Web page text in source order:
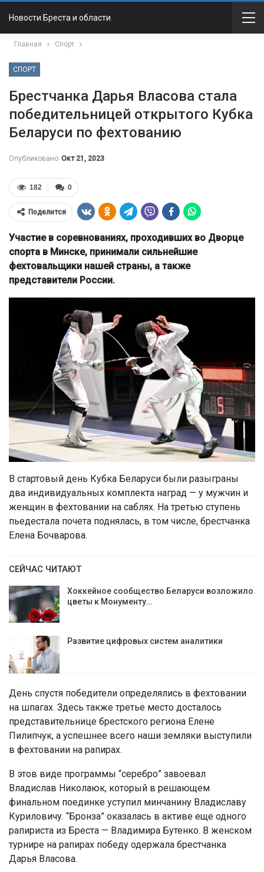
Новости Бреста и области
Главная Спорт
СПОРТ
Брестчанка Дарья Власова стала
победительницей открытого Кубка
Беларуси по фехтованию
Опубликовано Окт 21, 2023
0
182
Поделится
Участие в соревнованиях, проходивших во Дворце
спорта в Минске, принимали сильнейшие
фехтовальщики нашей страны, а также
представители России.
В стартовый день Кубка Беларуси были разыграны
два индивидуальных комплекта наград — у мужчин и
женщин в фехтовании на саблях. На третью ступень
пьедестала почета поднялась, в том числе, брестчанка
Елена Бочварова.
СЕЙЧАС ЧИТАЮТ
Хоккейное сообщество Беларуси возложило
цветы к Монументу…
Развитие цифровых систем аналитики
День спустя победители определялись в фехтовании
на шпагах. Здесь также третье место досталось
представительнице брестского региона Елене
Пилипчук, а успешнее всего наши земляки выступили
в фехтовании на рапирах.
В этов виде программы “серебро” завоевал
Владислав Николаюк, который в решающем
финальном поединке уступил минчанину Владиславу
Куриловичу. “Бронза” оказалась в активе еще одного
рапириста из Бреста — Владимира Бутенко. В женском
турнире на рапирах победу одержала брестчанка
Дарья Власова.